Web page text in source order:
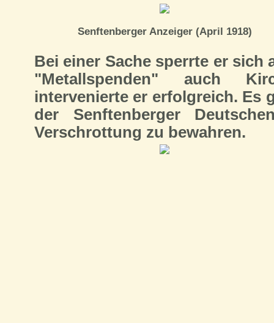
Senftenberger Anzeiger (April 1918)
Bei einer Sache sperrte er sich
"Metallspenden" auch
intervenierte er erfolgreich. Es
der Senftenberger
Verschrottung zu bewahren.